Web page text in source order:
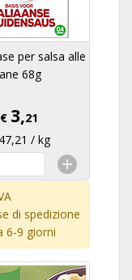
per salsa alle
68g
€ 3,21
/ kg
di spedizione
6-9 giorni